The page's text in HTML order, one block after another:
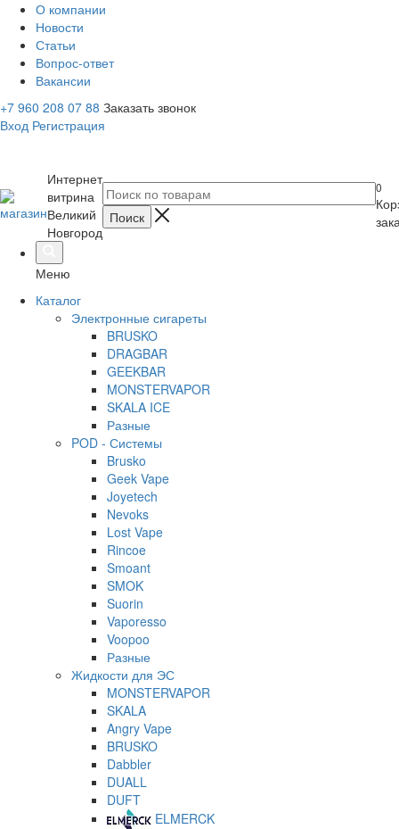
О компании
Новости
Статьи
Вопрос-ответ
Вакансии
+7 960 208 07 88 Заказать звонок
Вход Регистрация
Интернет
витрина
Великий
Новгород
0
Меню
Каталог
Электронные сигареты
BRUSKO
DRAGBAR
GEEKBAR
MONSTERVAPOR
SKALA ICE
Разные
POD - Системы
Brusko
Geek Vape
Joyetech
Nevoks
Lost Vape
Rincoe
Smoant
SMOK
Suorin
Vaporesso
Voopoo
Разные
Жидкости для ЭС
MONSTERVAPOR
SKALA
Angry Vape
BRUSKO
Dabbler
DUALL
DUFT
ELMERCK